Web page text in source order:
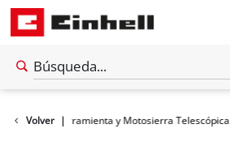
Volver |
Multiherramienta y Motosierra Telescópica